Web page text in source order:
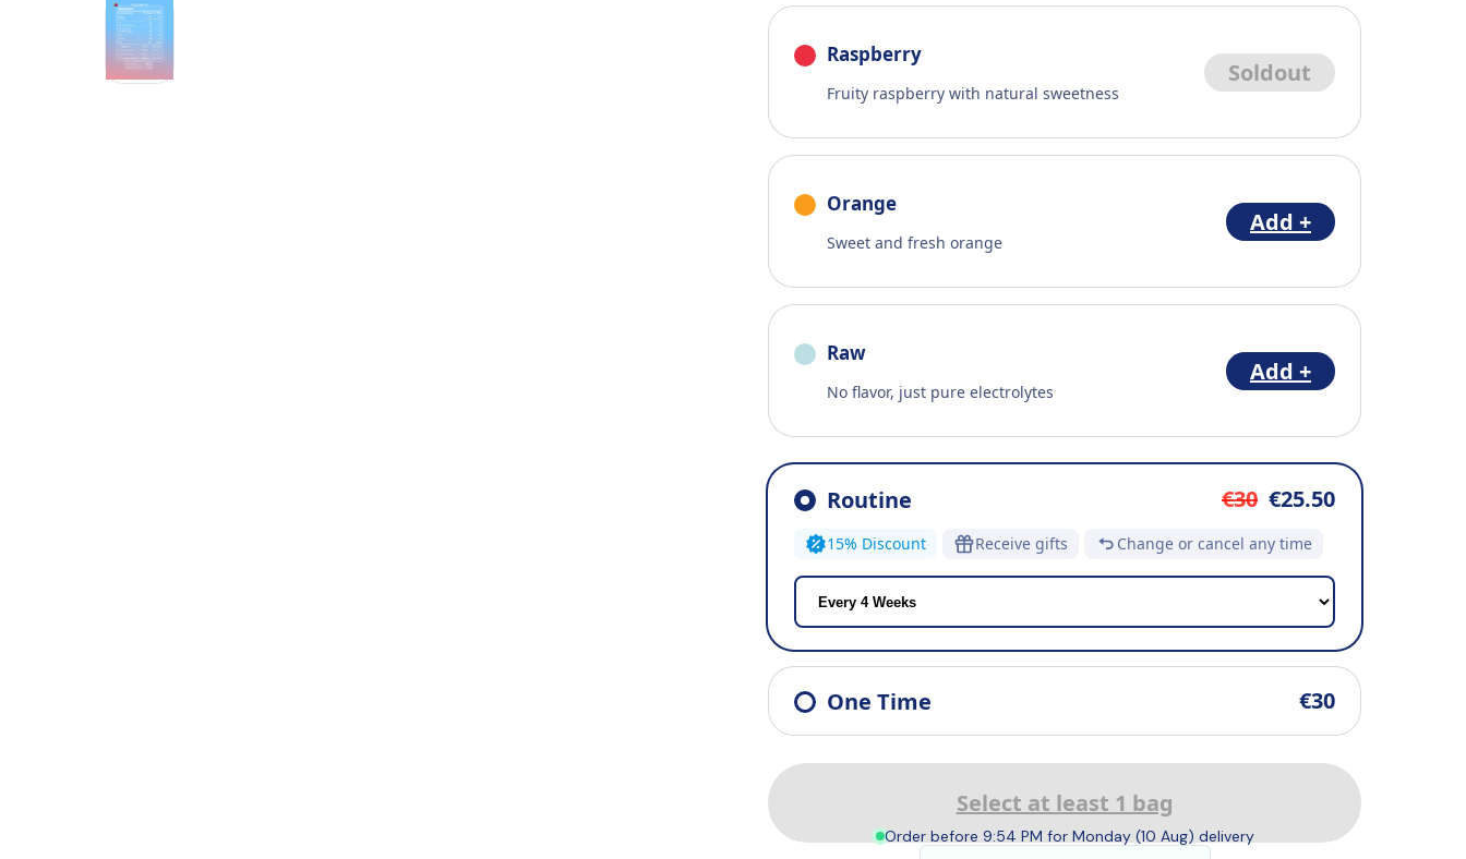
Raspberry
Fruity raspberry with natural sweetness
Soldout
Orange
Sweet and fresh orange
Add +
Raw
No flavor, just pure electrolytes
Add +
Routine €30 €25.50
15% Discount Receive gifts Change or cancel any time
One Time €30
Select at least 1 bag
Order before 9:54 PM for Monday (10 Aug) delivery